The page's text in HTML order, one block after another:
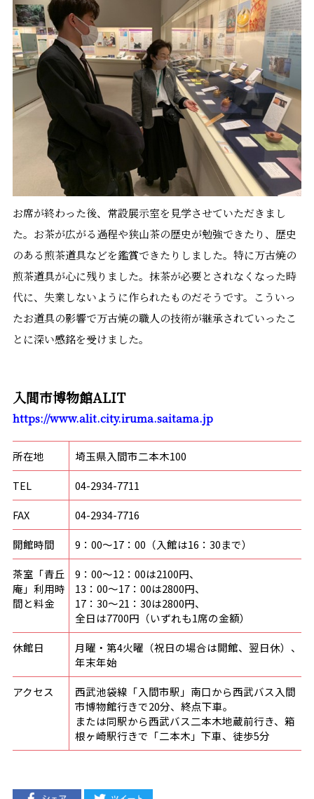
お席が終わった後、常設展示室を見学させていただきまし
た。お茶が広がる過程や狭山茶の歴史が勉強できたり、歴史
のある煎茶道具などを鑑賞できたりしました。特に万古焼の
煎茶道具が心に残りました。抹茶が必要とされなくなった時
代に、失業しないように作られたものだそうです。こういっ
たお道具の影響で万古焼の職人の技術が継承されていったこ
とに深い感銘を受けました。
入間市博物館ALIT
https://www.alit.city.iruma.saitama.jp
所在地
埼玉県入間市二本木100
TEL
04-2934-7711
FAX
04-2934-7716
開館時間
9：00〜17：00（入館は16：30まで）
茶室「青丘
庵」利用時
間と料金
9：00〜12：00は2100円、
13：00〜17：00は2800円、
17：30〜21：30は2800円、
全日は7700円（いずれも1席の金額）
休館日
月曜・第4火曜（祝日の場合は開館、翌日休）、
年末年始
アクセス
西武池袋線「入間市駅」南口から西武バス入間
市博物館行きで20分、終点下車。
または同駅から西武バス二本木地蔵前行き、箱
根ヶ崎駅行きで「二本木」下車、徒歩5分